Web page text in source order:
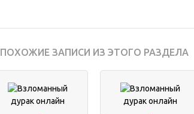
ПОХОЖИЕ ЗАПИСИ ИЗ ЭТОГО РАЗДЕЛА